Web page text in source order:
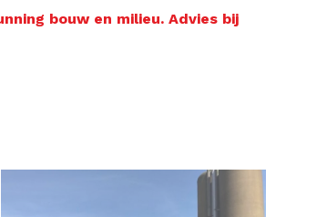
bouw en milieu. Advies bij